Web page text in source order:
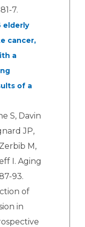
7.
elderly
cancer,
a
of a
S, Davin
JP,
M,
I. Aging
93.
of
in